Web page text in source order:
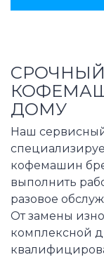
ДОМУ
Наш
кофемашин
выполнить
разовое
От замены
комплексной